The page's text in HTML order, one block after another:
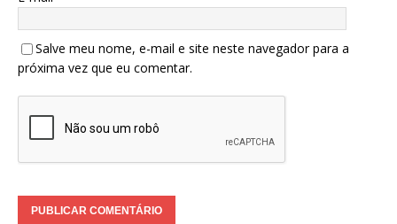
Salve meu nome, e-mail e site neste navegador para a
próxima vez que eu comentar.